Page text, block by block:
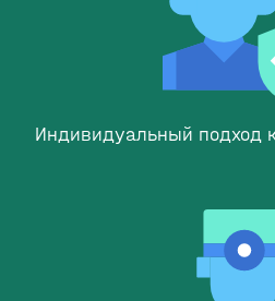
Индивидуальный подход